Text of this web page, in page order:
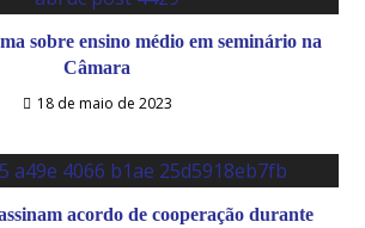
sobre ensino médio em seminário na
Câmara
18 de maio de 2023
acordo de cooperação durante